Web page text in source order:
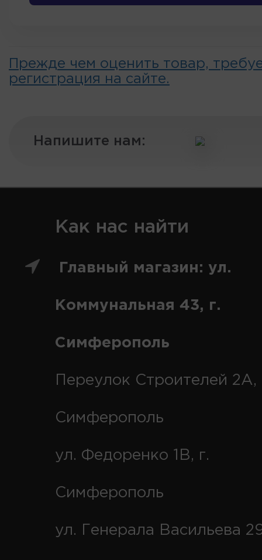
Прежде чем оценить товар,
регистрация на сайте.
Напишите нам:
Как нас найти
Главный магазин: ул.
Коммунальная 43, г.
Симферополь
Переулок Строителей 2А,
Симферополь
ул. Федоренко 1В, г.
Симферополь
ул. Генерала Васильева